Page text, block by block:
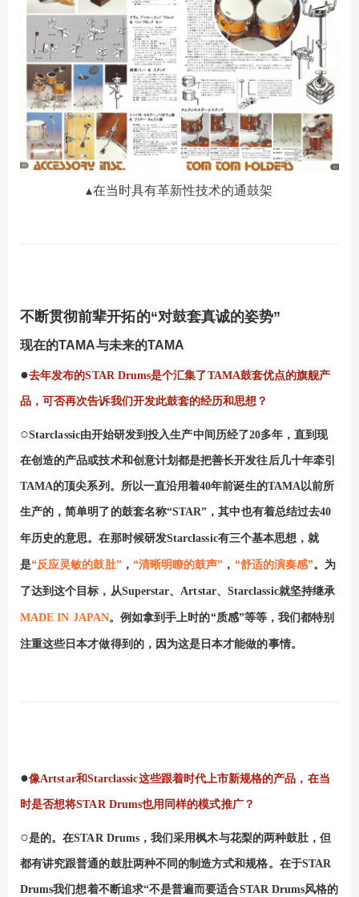
▴在当时具有革新性技术的通鼓架
不断贯彻前辈开拓的“对鼓套真诚的姿势”
现在的TAMA与未来的TAMA
●去年发布的STAR Drums是个汇集了TAMA鼓套优点的旗舰产
品，可否再次告诉我们开发此鼓套的经历和思想？
○Starclassic由开始研发到投入生产中间历经了20多年，直到现
在创造的产品或技术和创意计划都是把善长开发往后几十年牵引
TAMA的顶尖系列。所以一直沿用着40年前诞生的TAMA以前所
生产的，简单明了的鼓套名称“STAR”，其中也有着总结过去40
年历史的意思。在那时候研发Starclassic有三个基本思想，就
是“反应灵敏的鼓肚” ， “清晰明瞭的鼓声” ， “舒适的演奏感”。为
了达到这个目标，从Superstar、 Artstar、 Starclassic就坚持继承
MADE IN JAPAN。例如拿到手上时的“质感”等等，我们都特别
注重这些日本才做得到的，因为这是日本才能做的事情。
●像Artstar和Starclassic这些跟着时代上市新规格的产品，在当
时是否想将STAR Drums也用同样的模式推广？
○是的。在STAR Drums ，我们采用枫木与花梨的两种鼓肚，但
都有讲究跟普通的鼓肚两种不同的制造方式和规格。在于STAR
Drums我们想着不断追求“不是普遍而要适合STAR Drums风格的